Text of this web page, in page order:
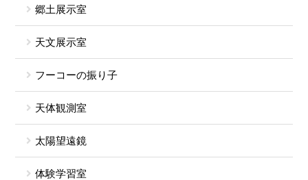
郷土展示室
天文展示室
フーコーの振り子
天体観測室
太陽望遠鏡
体験学習室